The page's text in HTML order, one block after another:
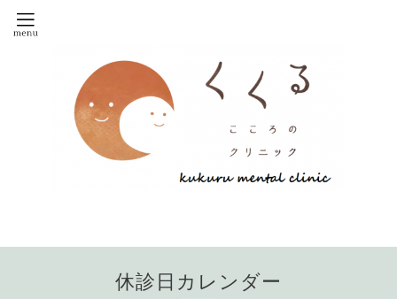
休診日カレンダー